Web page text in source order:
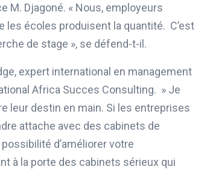
M. Djagoné. « Nous, employeurs
les écoles produisent la quantité. C’est
de stage », se défend-t-il.
expert international en management
Africa Succes Consulting. » Je
leur destin en main. Si les entreprises
attache avec des cabinets de
d’améliorer votre
à la porte des cabinets sérieux qui